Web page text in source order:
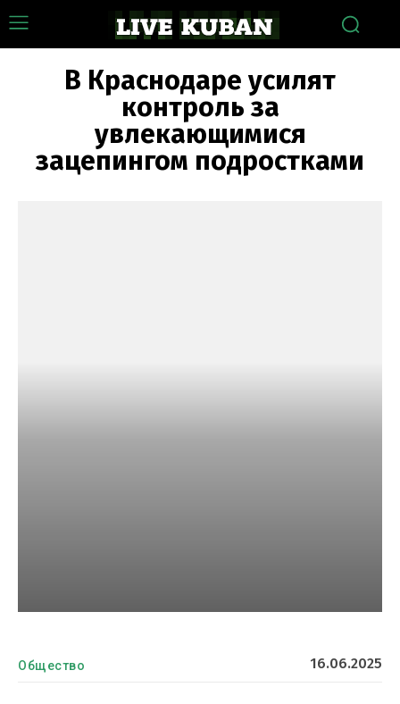
В Краснодаре усилят
контроль за
увлекающимися
зацепингом подростками
Общество 16.06.2025